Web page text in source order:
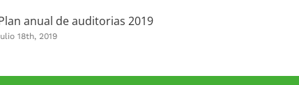
anual de auditorias 2019
18th, 2019